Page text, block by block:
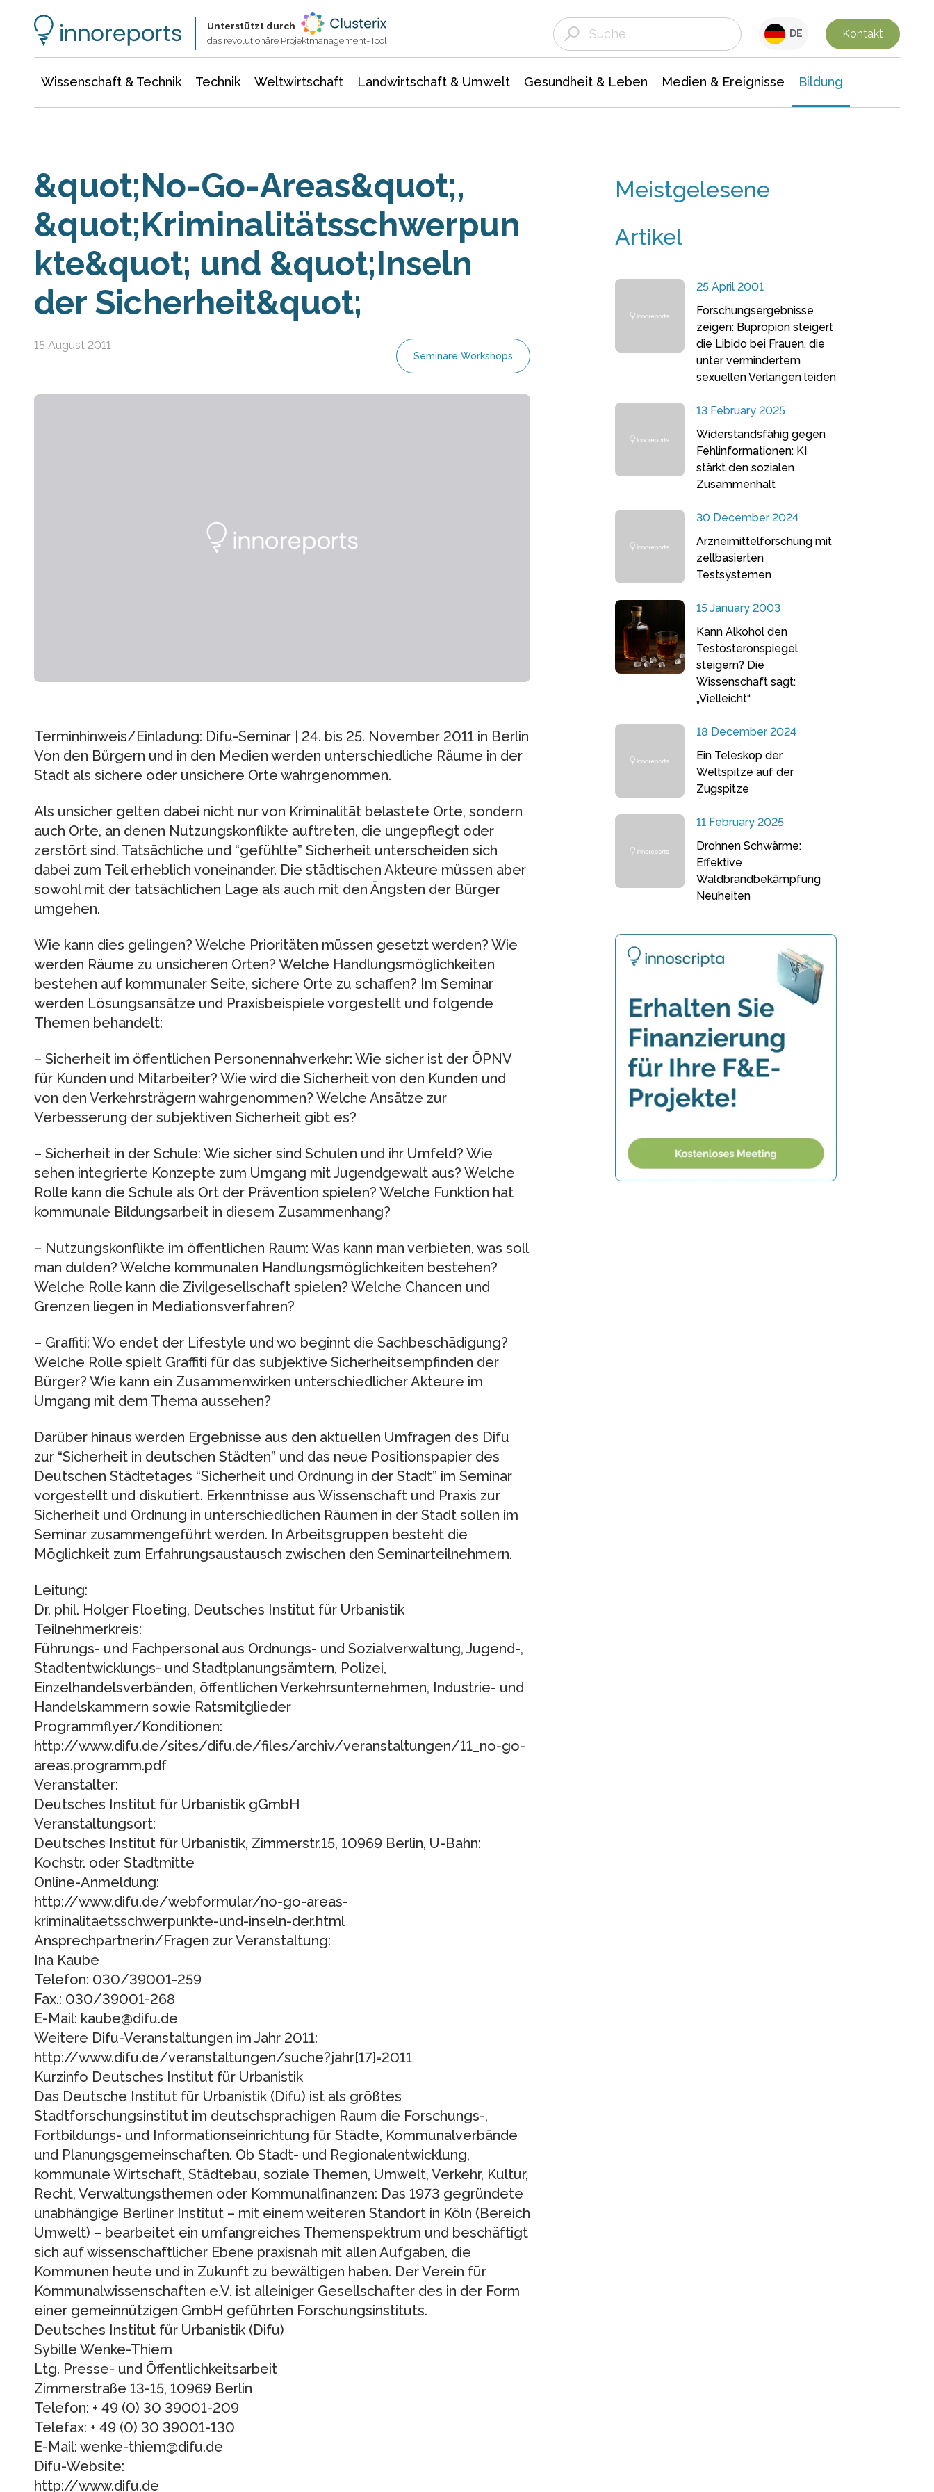
Unterstützt durch
das revolutionäre Projektmanagement-Tool
DE Kontakt
Wissenschaft & Technik Technik Weltwirtschaft Landwirtschaft & Umwelt Gesundheit & Leben Medien & Ereignisse Bildung
&quot;No-Go-Areas&quot;,
&quot;Kriminalitätsschwerpun
kte&quot; und &quot;Inseln
der Sicherheit&quot;
15 August 2011
Seminare Workshops
Terminhinweis/Einladung: Difu-Seminar | 24. bis 25. November 2011 in Berlin
Von den Bürgern und in den Medien werden unterschiedliche Räume in der
Stadt als sichere oder unsichere Orte wahrgenommen.
Als unsicher gelten dabei nicht nur von Kriminalität belastete Orte, sondern
auch Orte, an denen Nutzungskonflikte auftreten, die ungepflegt oder
zerstört sind. Tatsächliche und “gefühlte” Sicherheit unterscheiden sich
dabei zum Teil erheblich voneinander. Die städtischen Akteure müssen aber
sowohl mit der tatsächlichen Lage als auch mit den Ängsten der Bürger
umgehen.
Wie kann dies gelingen? Welche Prioritäten müssen gesetzt werden? Wie
werden Räume zu unsicheren Orten? Welche Handlungsmöglichkeiten
bestehen auf kommunaler Seite, sichere Orte zu schaffen? Im Seminar
werden Lösungsansätze und Praxisbeispiele vorgestellt und folgende
Themen behandelt:
– Sicherheit im öffentlichen Personennahverkehr: Wie sicher ist der ÖPNV
für Kunden und Mitarbeiter? Wie wird die Sicherheit von den Kunden und
von den Verkehrsträgern wahrgenommen? Welche Ansätze zur
Verbesserung der subjektiven Sicherheit gibt es?
– Sicherheit in der Schule: Wie sicher sind Schulen und ihr Umfeld? Wie
sehen integrierte Konzepte zum Umgang mit Jugendgewalt aus? Welche
Rolle kann die Schule als Ort der Prävention spielen? Welche Funktion hat
kommunale Bildungsarbeit in diesem Zusammenhang?
– Nutzungskonflikte im öffentlichen Raum: Was kann man verbieten, was soll
man dulden? Welche kommunalen Handlungsmöglichkeiten bestehen?
Welche Rolle kann die Zivilgesellschaft spielen? Welche Chancen und
Grenzen liegen in Mediationsverfahren?
– Graffiti: Wo endet der Lifestyle und wo beginnt die Sachbeschädigung?
Welche Rolle spielt Graffiti für das subjektive Sicherheitsempfinden der
Bürger? Wie kann ein Zusammenwirken unterschiedlicher Akteure im
Umgang mit dem Thema aussehen?
Darüber hinaus werden Ergebnisse aus den aktuellen Umfragen des Difu
zur “Sicherheit in deutschen Städten” und das neue Positionspapier des
Deutschen Städtetages “Sicherheit und Ordnung in der Stadt” im Seminar
vorgestellt und diskutiert. Erkenntnisse aus Wissenschaft und Praxis zur
Sicherheit und Ordnung in unterschiedlichen Räumen in der Stadt sollen im
Seminar zusammengeführt werden. In Arbeitsgruppen besteht die
Möglichkeit zum Erfahrungsaustausch zwischen den Seminarteilnehmern.
Leitung:
Dr. phil. Holger Floeting, Deutsches Institut für Urbanistik
Teilnehmerkreis:
Führungs- und Fachpersonal aus Ordnungs- und Sozialverwaltung, Jugend-,
Stadtentwicklungs- und Stadtplanungsämtern, Polizei,
Einzelhandelsverbänden, öffentlichen Verkehrsunternehmen, Industrie- und
Handelskammern sowie Ratsmitglieder
Programmflyer/Konditionen:
http://www.difu.de/sites/difu.de/files/archiv/veranstaltungen/11_no-go-
areas.programm.pdf
Veranstalter:
Deutsches Institut für Urbanistik gGmbH
Veranstaltungsort:
Deutsches Institut für Urbanistik, Zimmerstr.15, 10969 Berlin, U-Bahn:
Kochstr. oder Stadtmitte
Online-Anmeldung:
http://www.difu.de/webformular/no-go-areas-
kriminalitaetsschwerpunkte-und-inseln-der.html
Ansprechpartnerin/Fragen zur Veranstaltung:
Ina Kaube
Telefon: 030/39001-259
Fax.: 030/39001-268
E-Mail: kaube@difu.de
Weitere Difu-Veranstaltungen im Jahr 2011:
http://www.difu.de/veranstaltungen/suche?jahr[17]=2011
Kurzinfo Deutsches Institut für Urbanistik
Das Deutsche Institut für Urbanistik (Difu) ist als größtes
Stadtforschungsinstitut im deutschsprachigen Raum die Forschungs-,
Fortbildungs- und Informationseinrichtung für Städte, Kommunalverbände
und Planungsgemeinschaften. Ob Stadt- und Regionalentwicklung,
kommunale Wirtschaft, Städtebau, soziale Themen, Umwelt, Verkehr, Kultur,
Recht, Verwaltungsthemen oder Kommunalfinanzen: Das 1973 gegründete
unabhängige Berliner Institut – mit einem weiteren Standort in Köln (Bereich
Umwelt) – bearbeitet ein umfangreiches Themenspektrum und beschäftigt
sich auf wissenschaftlicher Ebene praxisnah mit allen Aufgaben, die
Kommunen heute und in Zukunft zu bewältigen haben. Der Verein für
Kommunalwissenschaften e.V. ist alleiniger Gesellschafter des in der Form
einer gemeinnützigen GmbH geführten Forschungsinstituts.
Deutsches Institut für Urbanistik (Difu)
Sybille Wenke-Thiem
Ltg. Presse- und Öffentlichkeitsarbeit
Zimmerstraße 13-15, 10969 Berlin
Telefon: + 49 (0) 30 39001-209
Telefax: + 49 (0) 30 39001-130
E-Mail: wenke-thiem@difu.de
Difu-Website:
http://www.difu.de
Meistgelesene
Artikel
25 April 2001
Forschungsergebnisse
zeigen: Bupropion steigert
die Libido bei Frauen, die
unter vermindertem
sexuellen Verlangen leiden
13 February 2025
Widerstandsfähig gegen
Fehlinformationen: KI
stärkt den sozialen
Zusammenhalt
30 December 2024
Arzneimittelforschung mit
zellbasierten
Testsystemen
15 January 2003
Kann Alkohol den
Testosteronspiegel
steigern? Die
Wissenschaft sagt:
„Vielleicht“
18 December 2024
Ein Teleskop der
Weltspitze auf der
Zugspitze
11 February 2025
Drohnen Schwärme:
Effektive
Waldbrandbekämpfung
Neuheiten